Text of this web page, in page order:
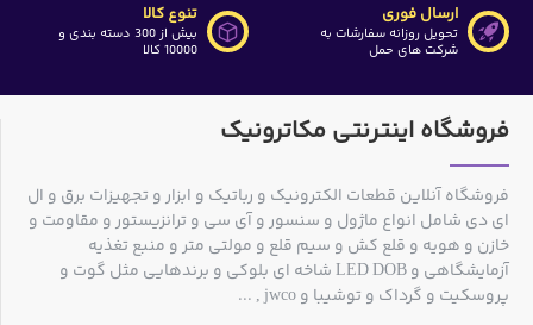
ارسال فوری
تحویل روزانه سفارشات به
شرکت های حمل
تنوع کالا
بیش از 300 دسته بندی و
10000 کالا
فروشگاه اینترنتی مکاترونیک
فروشگاه آنلاین قطعات الکترونیک و رباتیک و ابزار و تجهیزات برق و ال
ای دی شامل انواع ماژول و سنسور و آی سی و ترانزیستور و مقاومت و
خازن و هویه و قلع کش و سیم قلع و مولتی متر و منبع تغذیه
آزمایشگاهی و LED DOB شاخه ای بلوکی و برندهایی مثل گوت و
پروسکیت و گرداک و توشیبا و jwco , ...